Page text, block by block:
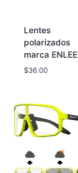
Lentes
polarizados
marca ENLEE
$36.00